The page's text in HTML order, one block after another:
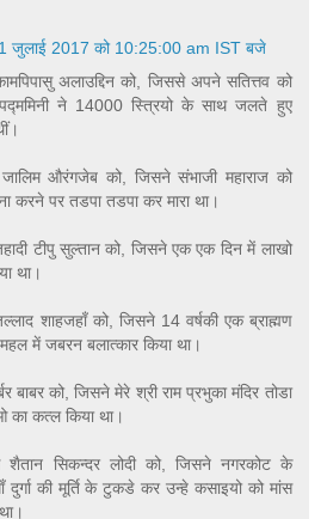
1 जुलाई 2017 को 10:25:00 am IST बजे
अलाउद्दिन को, जिससे अपने सतित्तव को
ने 14000 स्त्रियो के साथ जलते हुए
औरंगजेब को, जिसने संभाजी महाराज को
करने पर तडपा तडपा कर मारा था।
टीपु सुल्तान को, जिसने एक एक दिन में लाखो
था।
शाहजहाँ को, जिसने 14 वर्षकी एक ब्राह्मण
में जबरन बलात्कार किया था।
बाबर को, जिसने मेरे श्री राम प्रभुका मंदिर तोडा
का कत्ल किया था।
सिकन्दर लोदी को, जिसने नगरकोट के
दुर्गा की मूर्ति के टुकडे कर उन्हे कसाइयो को मांस